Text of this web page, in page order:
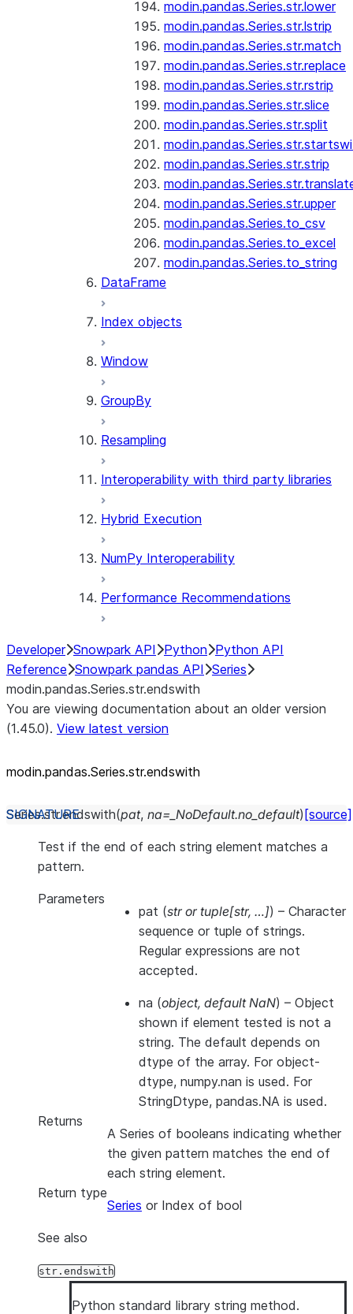
modin.pandas.Series.str.lower
modin.pandas.Series.str.lstrip
modin.pandas.Series.str.match
modin.pandas.Series.str.replace
modin.pandas.Series.str.rstrip
modin.pandas.Series.str.slice
modin.pandas.Series.str.split
modin.pandas.Series.str.strip
modin.pandas.Series.str.upper
modin.pandas.Series.to_csv
modin.pandas.Series.to_excel
modin.pandas.Series.to_string
DataFrame
Index objects
Window
GroupBy
Resampling
Interoperability with third party libraries
Hybrid Execution
NumPy Interoperability
Performance Recommendations
Developer Snowpark API Python Python API
Reference Snowpark pandas API Series
modin.pandas.Series.str.endswith
You are viewing documentation about an older version
(1.45.0). View latest version
modin.pandas.Series.str.endswith
Series.str.endswith(pat, na= _NoDefault.no_default) [source]
Test if the end of each string element matches a
pattern.
Parameters
pat (strortuple[str, …]) – Character
sequence or tuple of strings.
Regular expressions are not
accepted.
na (object, default NaN) – Object
shown if element tested is not a
string. The default depends on
dtype of the array. For object-
dtype, numpy.nan is used. For
StringDtype, pandas.NA is used.
Returns
A Series of booleans indicating whether
the given pattern matches the end of
each string element.
Return type
Series or Index of bool
See also
str.endswith
Python standard library string method.